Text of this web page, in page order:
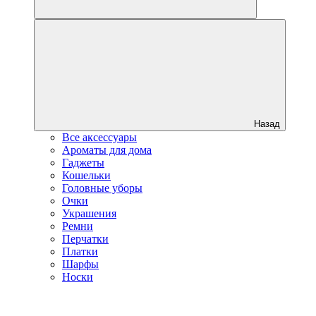
Назад
Все аксессуары
Ароматы для дома
Гаджеты
Кошельки
Головные уборы
Очки
Украшения
Ремни
Перчатки
Платки
Шарфы
Носки